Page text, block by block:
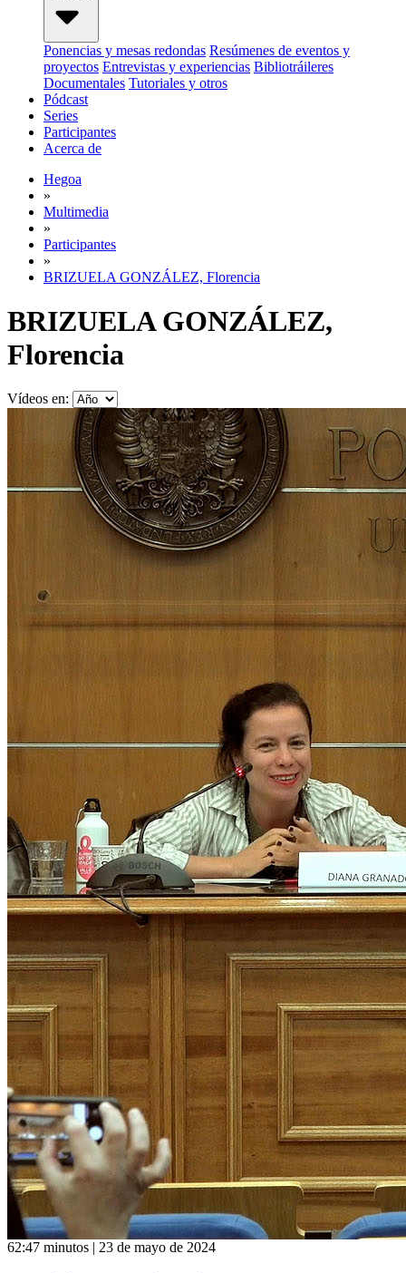
Ponencias y mesas redondas Resúmenes de eventos y
proyectos Entrevistas y experiencias Bibliotráileres
Documentales Tutoriales y otros
Pódcast
Series
Participantes
Acerca de
Hegoa
»
Multimedia
»
Participantes
»
BRIZUELA GONZÁLEZ, Florencia
BRIZUELA GONZÁLEZ,
Florencia
Vídeos en:
62:47 minutos | 23 de mayo de 2024